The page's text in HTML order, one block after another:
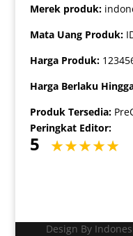
Merek produk:
Mata Uang Produk:
Harga Produk:
Harga Berlaku
Produk Tersedia:
Peringkat Editor:
5
Design By